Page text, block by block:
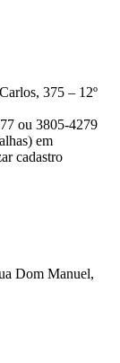
375 – 12º
ou 3805-4279
em
cadastro
Dom Manuel,